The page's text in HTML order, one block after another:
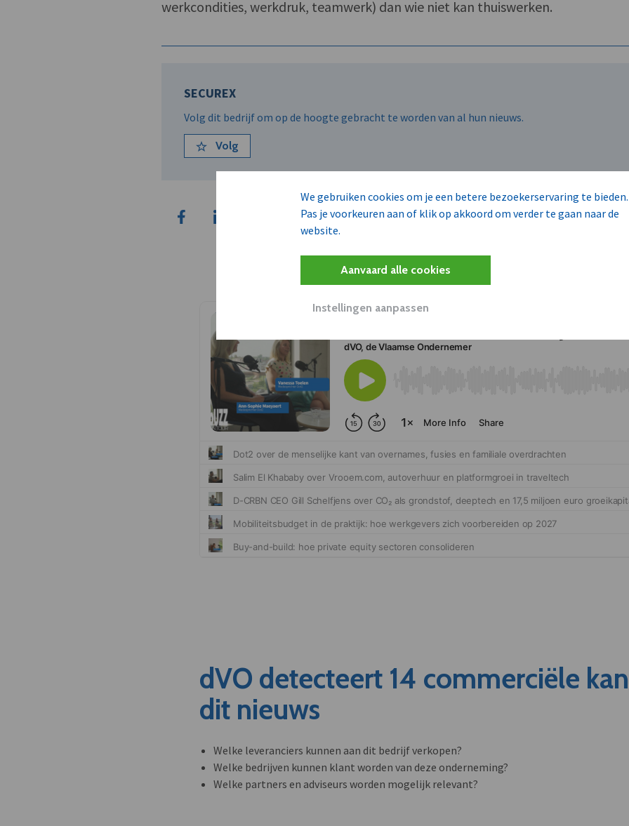
We gebruiken cookies om je een betere bezoekerservaring te bieden.
Pas je voorkeuren aan of klik op akkoord om verder te gaan naar de
website.
Aanvaard alle cookies
Instellingen aanpassen
werkcondities, werkdruk, teamwerk) dan wie niet kan thuiswerken.
SECUREX
Volg dit bedrijf om op de hoogte gebracht te worden van al hun nieuws.
Volg
SECUREX CORONA HET NIEUWE WERKEN
dVO detecteert 14 commerciële
dit nieuws
Welke leveranciers kunnen aan dit bedrijf verkopen?
Welke bedrijven kunnen klant worden van deze onderneming?
Welke partners en adviseurs worden mogelijk relevant?